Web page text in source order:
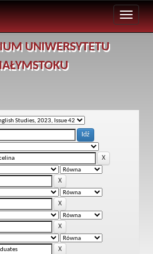
UNIWERSYTETU